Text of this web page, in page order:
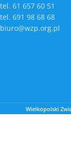
tel. 61 657 60 51
tel. 691 98 68 68
biuro@wzp.org.pl
Wielkopolski